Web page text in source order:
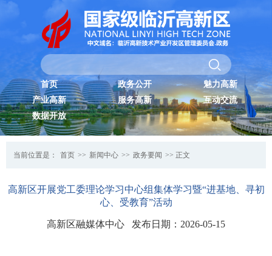
首页 政务公开
魅力高新
产业高新
服务高新
互动交流
数据开放
当前位置是： 首页 >> 新闻中心 >> 政务要闻 >> 正文
高新区开展党工委理论学习中心组集体学习暨“进基地、寻初
心、受教育”活动
高新区融媒体中心 发布日期：2026-05-15